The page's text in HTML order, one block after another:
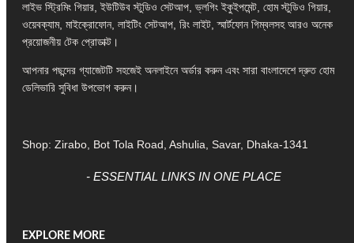
লাইভ স্ট্রিমিং গিয়ার, ইউটিউব স্টুডিও সেটআপ, ভ্লগিং ইকুইপমেন্ট, হোম স্টুডিও গিয়ার,
ওয়েবক্যাম, মাইক্রোফোন, লাইটিং সেটআপ, রিং লাইট, স্মার্টফোন গিম্বলসহ আরও অনেক
প্রয়োজনীয় টেক প্রোডাক্ট।
আপনার পছন্দের গ্যাজেটটি সহজেই অনলাইনে অর্ডার করুন এবং সারা বাংলাদেশে দ্রুত হোম
ডেলিভারি সুবিধা উপভোগ করুন।
Shop: Zirabo, Bot Tola Road, Ashulia, Savar, Dhaka-1341
- ESSENTIAL LINKS IN ONE PLACE
EXPLORE MORE